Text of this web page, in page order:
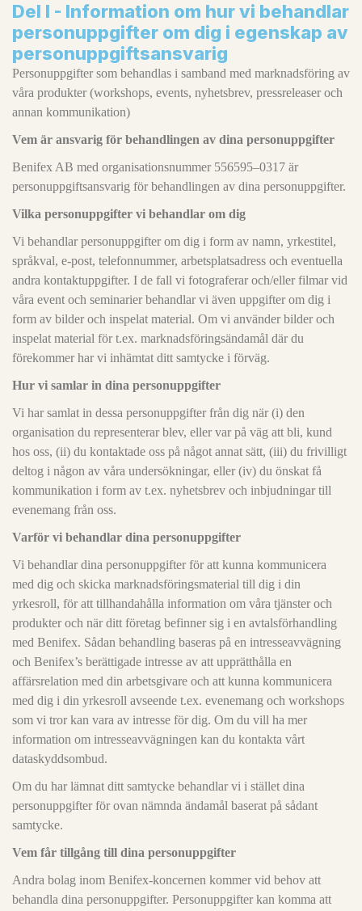
Del I - Information om hur vi behandlar
personuppgifter om dig i egenskap av
personuppgiftsansvarig
Personuppgifter som behandlas i samband med marknadsföring av
våra produkter (workshops, events, nyhetsbrev, pressreleaser och
annan kommunikation)
Vem är ansvarig för behandlingen av dina personuppgifter
Benifex AB med organisationsnummer 556595–0317 är
personuppgiftsansvarig för behandlingen av dina personuppgifter.
Vilka personuppgifter vi behandlar om dig
Vi behandlar personuppgifter om dig i form av namn, yrkestitel,
språkval, e-post, telefonnummer, arbetsplatsadress och eventuella
andra kontaktuppgifter. I de fall vi fotograferar och/eller filmar vid
våra event och seminarier behandlar vi även uppgifter om dig i
form av bilder och inspelat material. Om vi använder bilder och
inspelat material för t.ex. marknadsföringsändamål där du
förekommer har vi inhämtat ditt samtycke i förväg.
Hur vi samlar in dina personuppgifter
Vi har samlat in dessa personuppgifter från dig när (i) den
organisation du representerar blev, eller var på väg att bli, kund
hos oss, (ii) du kontaktade oss på något annat sätt, (iii) du frivilligt
deltog i någon av våra undersökningar, eller (iv) du önskat få
kommunikation i form av t.ex. nyhetsbrev och inbjudningar till
evenemang från oss.
Varför vi behandlar dina personuppgifter
Vi behandlar dina personuppgifter för att kunna kommunicera
med dig och skicka marknadsföringsmaterial till dig i din
yrkesroll, för att tillhandahålla information om våra tjänster och
produkter och när ditt företag befinner sig i en avtalsförhandling
med Benifex. Sådan behandling baseras på en intresseavvägning
och Benifex’s berättigade intresse av att upprätthålla en
affärsrelation med din arbetsgivare och att kunna kommunicera
med dig i din yrkesroll avseende t.ex. evenemang och workshops
som vi tror kan vara av intresse för dig. Om du vill ha mer
information om intresseavvägningen kan du kontakta vårt
dataskyddsombud.
Om du har lämnat ditt samtycke behandlar vi i stället dina
personuppgifter för ovan nämnda ändamål baserat på sådant
samtycke.
Vem får tillgång till dina personuppgifter
Andra bolag inom Benifex-koncernen kommer vid behov att
behandla dina personuppgifter. Personuppgifter kan komma att